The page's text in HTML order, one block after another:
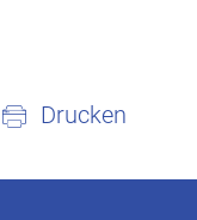
Drucken